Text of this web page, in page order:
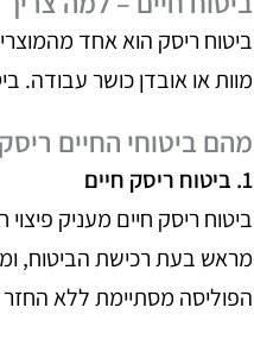
ביטוח ריסק הוא אחד
מוות או אובדן כושר עבודה.
מהם ביטוחי החיים
1. ביטוח ריסק חיים
ביטוח ריסק חיים מעניק
מראש בעת רכישת הביטוח,
הפוליסה מסתיימת ללא
יצירת